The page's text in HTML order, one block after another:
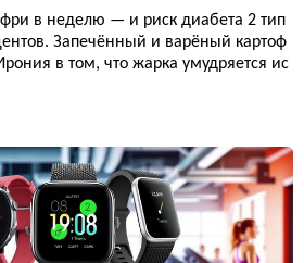
в неделю — и риск диабета 2 тип
Запечённый и варёный картоф
в том, что жарка умудряется ис